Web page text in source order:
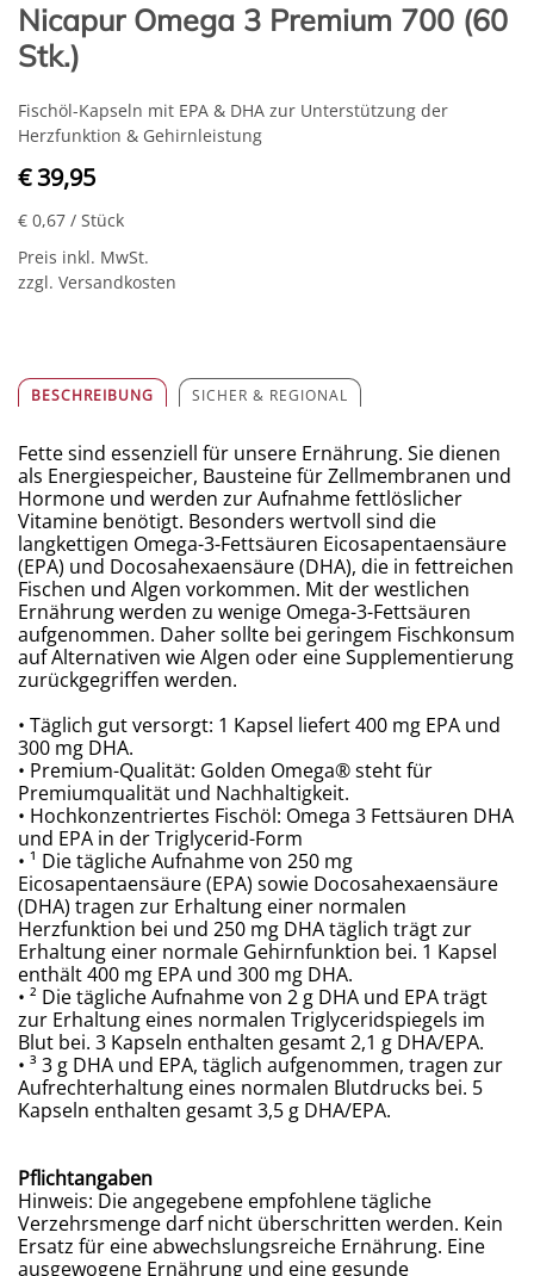
Nicapur Omega 3 Premium 700 (60
Stk.)
Fischöl-Kapseln mit EPA & DHA zur Unterstützung der
Herzfunktion & Gehirnleistung
€ 39,95
€ 0,67 / Stück
Preis inkl. MwSt.
zzgl. Versandkosten
BESCHREIBUNG SICHER & REGIONAL
Fette sind essenziell für unsere Ernährung. Sie dienen
als Energiespeicher, Bausteine für Zellmembranen und
Hormone und werden zur Aufnahme fettlöslicher
Vitamine benötigt. Besonders wertvoll sind die
langkettigen Omega-3-Fettsäuren Eicosapentaensäure
(EPA) und Docosahexaensäure (DHA), die in fettreichen
Fischen und Algen vorkommen. Mit der westlichen
Ernährung werden zu wenige Omega-3-Fettsäuren
aufgenommen. Daher sollte bei geringem Fischkonsum
auf Alternativen wie Algen oder eine Supplementierung
zurückgegriffen werden.
• Täglich gut versorgt: 1 Kapsel liefert 400 mg EPA und
300 mg DHA.
• Premium-Qualität: Golden Omega® steht für
Premiumqualität und Nachhaltigkeit.
• Hochkonzentriertes Fischöl: Omega 3 Fettsäuren DHA
und EPA in der Triglycerid-Form
• ¹ Die tägliche Aufnahme von 250 mg
Eicosapentaensäure (EPA) sowie Docosahexaensäure
(DHA) tragen zur Erhaltung einer normalen
Herzfunktion bei und 250 mg DHA täglich trägt zur
Erhaltung einer normale Gehirnfunktion bei. 1 Kapsel
enthält 400 mg EPA und 300 mg DHA.
• ² Die tägliche Aufnahme von 2 g DHA und EPA trägt
zur Erhaltung eines normalen Triglyceridspiegels im
Blut bei. 3 Kapseln enthalten gesamt 2,1 g DHA/EPA.
• ³ 3 g DHA und EPA, täglich aufgenommen, tragen zur
Aufrechterhaltung eines normalen Blutdrucks bei. 5
Kapseln enthalten gesamt 3,5 g DHA/EPA.
Pflichtangaben
Hinweis: Die angegebene empfohlene tägliche
Verzehrsmenge darf nicht überschritten werden. Kein
Ersatz für eine abwechslungsreiche Ernährung. Eine
ausgewogene Ernährung und eine gesunde